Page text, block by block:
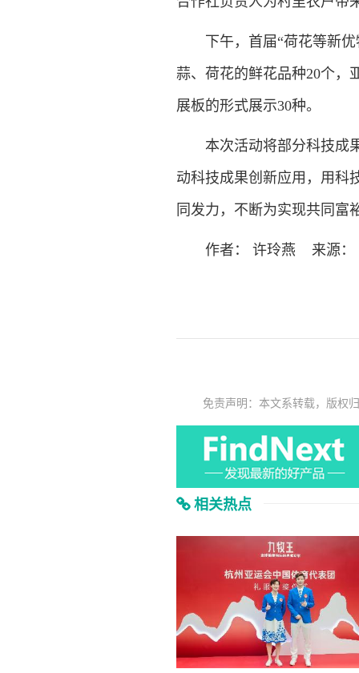
下午，首届“荷花等新优
蒜、荷花的鲜花品种20个，
展板的形式展示30种。
本次活动将部分科技成果
动科技成果创新应用，用科
同发力，不断为实现共同富
作者： 许玲燕 来源：
免责声明：本文系转载，版权
相关热点